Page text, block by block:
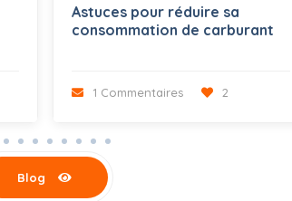
Astuces pour réduire sa
consommation de carburant
1 Commentaires 2
Blog